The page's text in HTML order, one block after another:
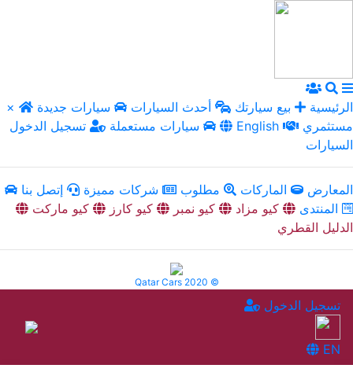
× الرئيسية بيع سيارتك أحدث السيارات
سيارات جديدة
سيارات مستعملة
تسجيل الدخول English
السيارات
المعارض الماركات مطلوب شركات مميزة
إتصل بنا
المنتدى
كيو مزاد كيو نمبر كيو كارز
كيو ماركت
الدليل القطري
Qatar Cars 2020 ©
تسجيل الدخول
EN